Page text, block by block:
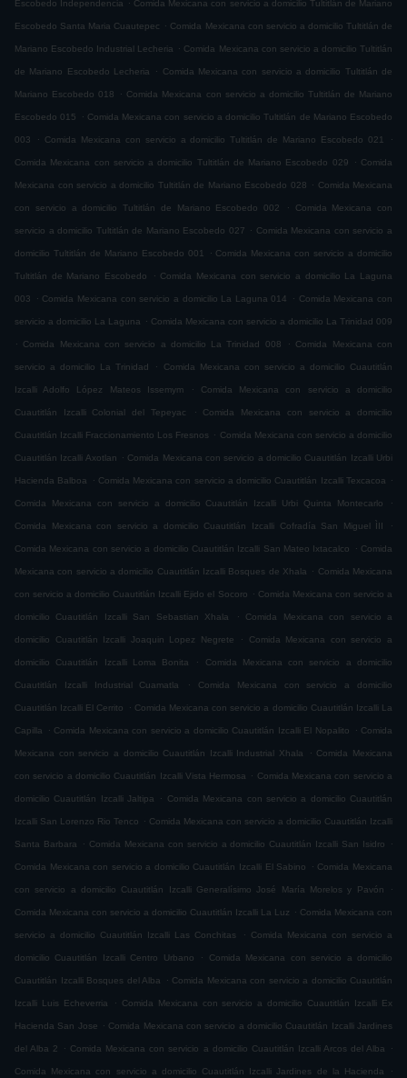
Escobedo Independencia Comida Mexicana con servicio a domicilio Tultitlán de Mariano
Escobedo Santa Maria Cuautepec . Comida Mexicana con servicio a domicilio Tultitlán de
Mariano Escobedo Industrial Lecheria . Comida Mexicana con servicio a domicilio Tultitlán
de Mariano Escobedo Lecheria . Comida Mexicana con servicio a domicilio Tultitlán de
Mariano Escobedo 018 . Comida Mexicana con servicio a domicilio Tultitlán de Mariano
Escobedo 015 . Comida Mexicana con servicio a domicilio Tultitlán de Mariano Escobedo
003 . Comida Mexicana con servicio a domicilio Tultitlán de Mariano Escobedo 021 .
Comida Mexicana con servicio a domicilio Tultitlán de Mariano Escobedo 029 . Comida
Mexicana con servicio a domicilio Tultitlán de Mariano Escobedo 028 . Comida Mexicana
con servicio a domicilio Tultitlán de Mariano Escobedo 002 . Comida Mexicana con
servicio a domicilio Tultitlán de Mariano Escobedo 027 . Comida Mexicana con servicio a
domicilio Tultitlán de Mariano Escobedo 001 . Comida Mexicana con servicio a domicilio
Tultitlán de Mariano Escobedo . Comida Mexicana con servicio a domicilio La Laguna
003 . Comida Mexicana con servicio a domicilio La Laguna 014 . Comida Mexicana con
servicio a domicilio La Laguna . Comida Mexicana con servicio a domicilio La Trinidad 009
.
Comida Mexicana con servicio a domicilio La Trinidad 008 . Comida Mexicana con
servicio a domicilio La Trinidad . Comida Mexicana con servicio a domicilio Cuautitlán
Izcalli Adolfo López Mateos Issemym . Comida Mexicana con servicio a domicilio
Cuautitlán Izcalli Colonial del Tepeyac . Comida Mexicana con servicio a domicilio
Cuautitlán Izcalli Fraccionamiento Los Fresnos . Comida Mexicana con servicio a domicilio
Cuautitlán Izcalli Axotlan . Comida Mexicana con servicio a domicilio Cuautitlán Izcalli Urbi
Hacienda Balboa . Comida Mexicana con servicio a domicilio Cuautitlán Izcalli Texcacoa .
Comida Mexicana con servicio a domicilio Cuautitlán Izcalli Urbi Quinta Montecarlo .
Comida Mexicana con servicio a domicilio Cuautitlán Izcalli Cofradía San Miguel ÌII .
Comida Mexicana con servicio a domicilio Cuautitlán Izcalli San Mateo Ixtacalco . Comida
Mexicana con servicio a domicilio Cuautitlán Izcalli Bosques de Xhala . Comida Mexicana
con servicio a domicilio Cuautitlán Izcalli Ejido el Socoro . Comida Mexicana con servicio a
domicilio Cuautitlán Izcalli San Sebastian Xhala . Comida Mexicana con servicio a
domicilio Cuautitlán Izcalli Joaquin Lopez Negrete . Comida Mexicana con servicio a
domicilio Cuautitlán Izcalli Loma Bonita . Comida Mexicana con servicio a domicilio
Cuautitlán Izcalli Industrial Cuamatla . Comida Mexicana con servicio a domicilio
Cuautitlán Izcalli El Cerrito . Comida Mexicana con servicio a domicilio Cuautitlán Izcalli La
Capilla . Comida Mexicana con servicio a domicilio Cuautitlán Izcalli El Nopalito . Comida
Mexicana con servicio a domicilio Cuautitlán Izcalli Industrial Xhala . Comida Mexicana
con servicio a domicilio Cuautitlán Izcalli Vista Hermosa . Comida Mexicana con servicio a
domicilio Cuautitlán Izcalli Jaltipa . Comida Mexicana con servicio a domicilio Cuautitlán
Izcalli San Lorenzo Rio Tenco . Comida Mexicana con servicio a domicilio Cuautitlán Izcalli
Santa Barbara . Comida Mexicana con servicio a domicilio Cuautitlán Izcalli San Isidro .
Comida Mexicana con servicio a domicilio Cuautitlán Izcalli El Sabino . Comida Mexicana
con servicio a domicilio Cuautitlán Izcalli Generalísimo José María Morelos y Pavón .
Comida Mexicana con servicio a domicilio Cuautitlán Izcalli La Luz . Comida Mexicana con
servicio a domicilio Cuautitlán Izcalli Las Conchitas . Comida Mexicana con servicio a
domicilio Cuautitlán Izcalli Centro Urbano . Comida Mexicana con servicio a domicilio
Cuautitlán Izcalli Bosques del Alba . Comida Mexicana con servicio a domicilio Cuautitlán
Izcalli Luis Echeverria . Comida Mexicana con servicio a domicilio Cuautitlán Izcalli Ex
Hacienda San Jose . Comida Mexicana con servicio a domicilio Cuautitlán Izcalli Jardines
del Alba 2 . Comida Mexicana con servicio a domicilio Cuautitlán Izcalli Arcos del Alba .
Comida Mexicana con servicio a domicilio Cuautitlán Izcalli Jardines de la Hacienda .